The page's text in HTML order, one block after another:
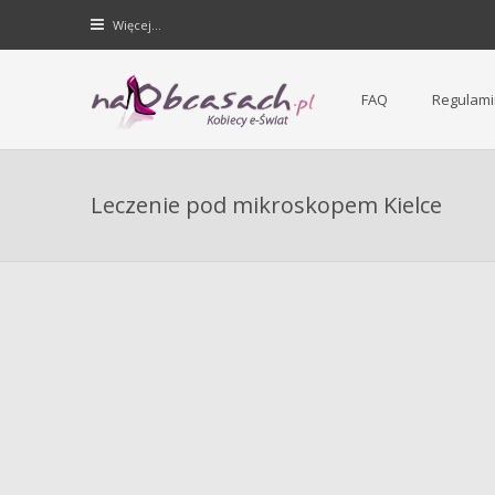
Więcej…
Forum dla kobiet | NaObcasach.pl
FAQ
Leczenie pod mikroskopem Kielce